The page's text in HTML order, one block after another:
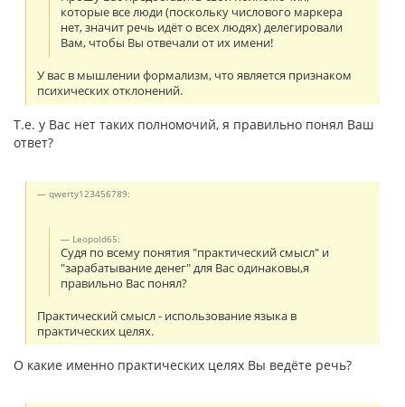
которые все люди (поскольку числового маркера
нет, значит речь идёт о всех людях) делегировали
Вам, чтобы Вы отвечали от их имени!
У вас в мышлении формализм, что является признаком
психических отклонений.
Т.е. у Вас нет таких полномочий, я правильно понял Ваш
ответ?
qwerty123456789:
Leopold65:
Судя по всему понятия "практический смысл" и
"зарабатывание денег" для Вас одинаковы,я
правильно Вас понял?
Практический смысл - использование языка в
практических целях.
О какие именно практических целях Вы ведёте речь?